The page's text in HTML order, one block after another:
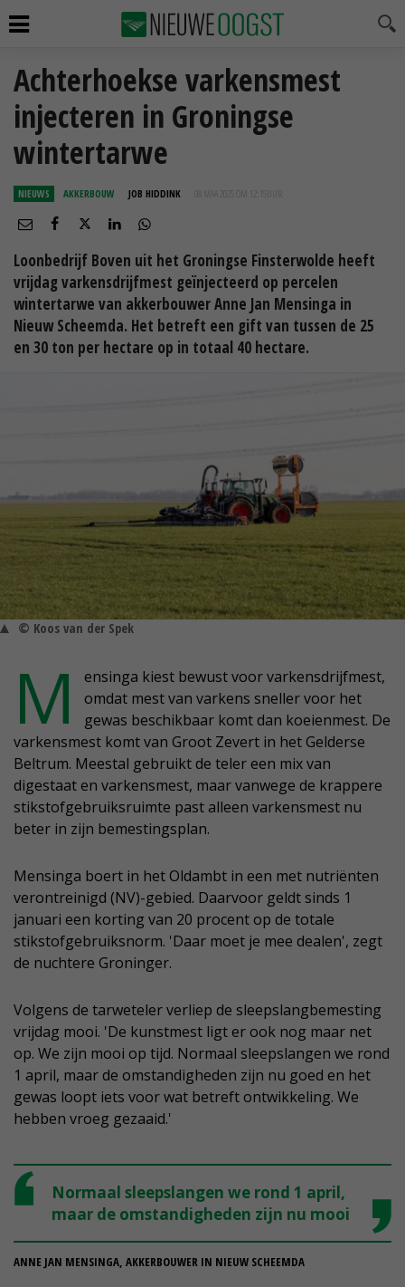
Achterhoekse varkensmest
injecteren in Groningse
wintertarwe
NIEUWS AKKERBOUW JOB HIDDINK 08 MAA 2025 OM 12:15
Loonbedrijf Boven uit het Groningse Finsterwolde heeft
vrijdag varkensdrijfmest geïnjecteerd op percelen
wintertarwe van akkerbouwer Anne Jan Mensinga in
Nieuw Scheemda. Het betreft een gift van tussen de 25
en 30 ton per hectare op in totaal 40 hectare.
© Koos van der Spek
M
ensinga kiest bewust voor varkensdrijfmest,
omdat mest van varkens sneller voor het
gewas beschikbaar komt dan koeienmest. De
varkensmest komt van Groot Zevert in het Gelderse
Beltrum. Meestal gebruikt de teler een mix van
digestaat en varkensmest, maar vanwege de krappere
stikstofgebruiksruimte past alleen varkensmest nu
beter in zijn bemestingsplan.
Mensinga boert in het Oldambt in een met nutriënten
verontreinigd (NV)-gebied. Daarvoor geldt sinds 1
januari een korting van 20 procent op de totale
stikstofgebruiksnorm. 'Daar moet je mee dealen', zegt
de nuchtere Groninger.
Volgens de tarweteler verliep de sleepslangbemesting
vrijdag mooi. 'De kunstmest ligt er ook nog maar net
op. We zijn mooi op tijd. Normaal sleepslangen we rond
1 april, maar de omstandigheden zijn nu goed en het
gewas loopt iets voor wat betreft ontwikkeling. We
hebben vroeg gezaaid.'
Normaal sleepslangen we rond 1 april,
maar de omstandigheden zijn nu mooi
ANNE JAN MENSINGA, AKKERBOUWER IN NIEUW SCHEEMDA